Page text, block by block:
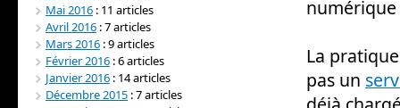
La
pas un
Mai 2016 : 11 articles
Avril 2016 : 7 articles
Mars 2016 : 9 articles
Février 2016 : 6 articles
Janvier 2016 : 14 articles
Décembre 2015 : 7 articles